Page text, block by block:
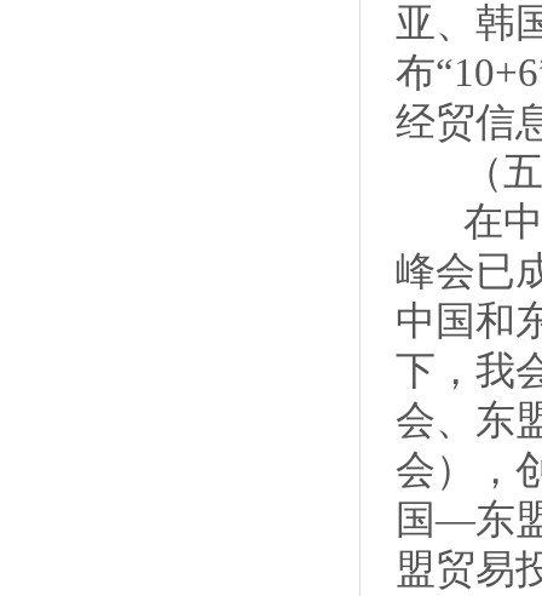
亚、韩
布
经贸信
（五
在中
峰会已
中国和
下，我
会、东
会），
国—东
盟贸易